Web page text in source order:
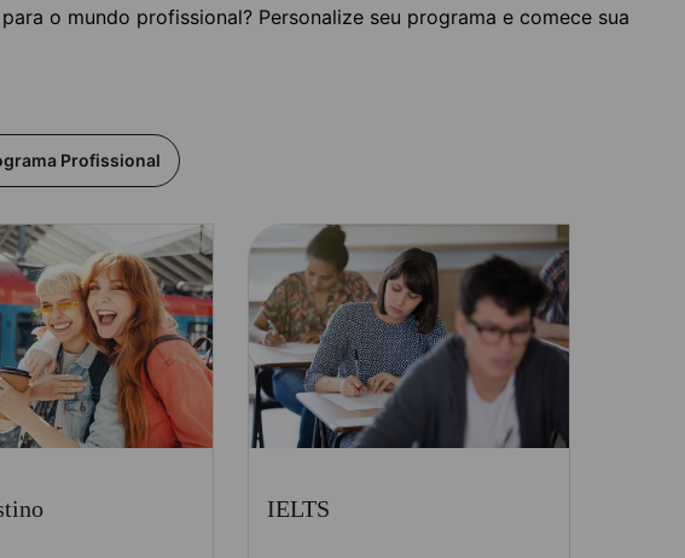
o mundo profissional? Personalize seu programa e comece sua
Profissional
IELTS